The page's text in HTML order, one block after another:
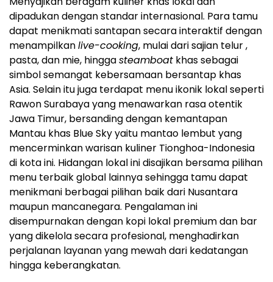
dipadukan dengan standar internasional. Para tamu
dapat menikmati santapan secara interaktif dengan
menampilkanlive-cooking, mulai dari sajian telur ,
pasta, dan mie, hinggasteamboat khas sebagai
simbol semangat kebersamaan bersantap khas
Asia. Selain itu juga terdapat menu ikonik lokal seperti
Rawon Surabaya yang menawarkan rasa otentik
Jawa Timur, bersanding dengan kemantapan
Mantau khas Blue Sky yaitu mantao lembut yang
mencerminkan warisan kuliner Tionghoa-Indonesia
di kota ini. Hidangan lokal ini disajikan bersama pilihan
menu terbaik global lainnya sehingga tamu dapat
menikmani berbagai pilihan baik dari Nusantara
maupun mancanegara. Pengalaman ini
disempurnakan dengan kopi lokal premium dan bar
yang dikelola secara profesional, menghadirkan
perjalanan layanan yang mewah dari kedatangan
hingga keberangkatan.